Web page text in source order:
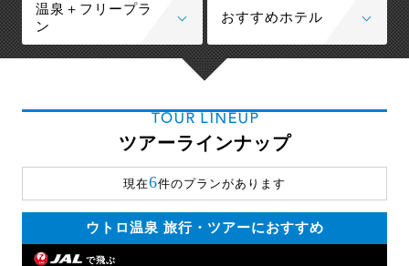
温泉＋フリープラ
ン
おすすめホテル
TOUR LINEUP
ツアーラインナップ
現在6件のプランがあります
ウトロ温泉 旅行・ツアーにおすすめ
で飛ぶ